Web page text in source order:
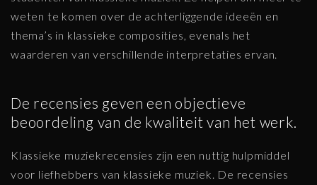
weten te komen over de achterliggende ideeën en
thema’s in klassieke composities, evenals het
waarderen van verschillende interpretaties ervan.
De recensies geven een objectieve
beoordeling van de kwaliteit van het werk.
Klassieke muziekrecensies zijn een nuttig hulpmiddel
voor liefhebbers van klassieke muziek. De recensies